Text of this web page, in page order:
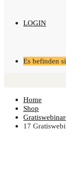
LOGIN
Es befinden
Home
Shop
17